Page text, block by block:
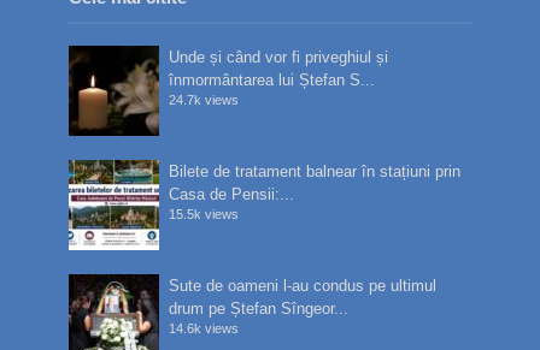
Unde și când vor fi priveghiul și
înmormântarea lui Ștefan S...
24.7k views
Bilete de tratament balnear în stațiuni prin
Casa de Pensii:...
15.5k views
Sute de oameni l-au condus pe ultimul
drum pe Ștefan Sîngeor...
14.6k views